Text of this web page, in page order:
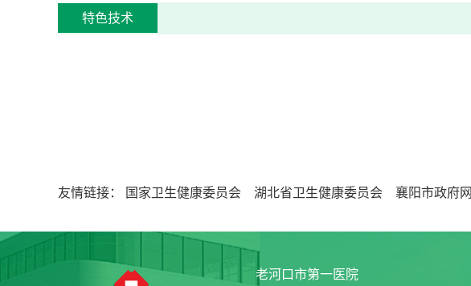
特色技术
友情链接： 国家卫生健康委员会 湖北省卫生健康委员会 襄阳市政府网
老河口市第一医院